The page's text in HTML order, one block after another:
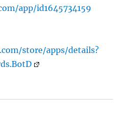
app/id1645734159
store/apps/details?